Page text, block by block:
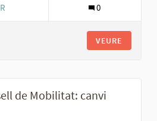
0
VEURE
de Mobilitat: canvi